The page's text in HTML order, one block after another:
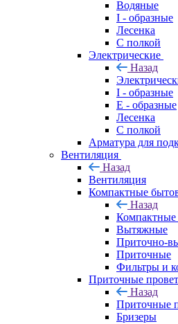
Водяные
I - образные
Лесенка
С полкой
Электрические
Назад
I - образные
E - образные
Лесенка
С полкой
Арматура для
Вентиляция
Назад
Вентиляция
Компактные
Назад
Компактные
Вытяжные
Приточно-
Приточные
Фильтры и
Приточные
Назад
Приточные
Бризеры